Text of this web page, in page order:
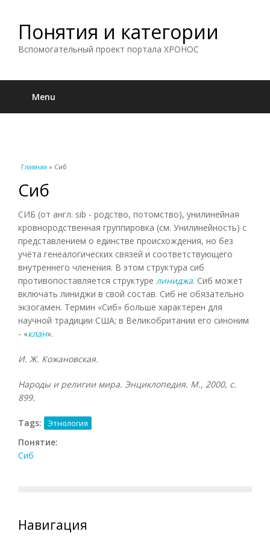
Понятия и категории
Вспомогательный проект портала ХРОНОС
Menu
Вы здесь
Главная » Сиб
Сиб
СИБ (от англ. sib - родство, потомство), унилинейная
кровнородственная группировка (см. Унилинейность) с
представлением о единстве происхождения, но без
учёта генеалогических связей и соответствующего
внутреннего членения. В этом структура сиб
противопоставляется структуре линиджа. Сиб может
включать линиджи в свой состав. Сиб не обязательно
экзогамен. Термин «Сиб» больше характерен для
научной традиции США; в Великобритании его синоним
- «клан».
И. Ж. Кожановская.
Народы и религии мира. Энциклопедия. М., 2000, с.
899.
Tags: Этнология
Понятие:
Сиб
Навигация